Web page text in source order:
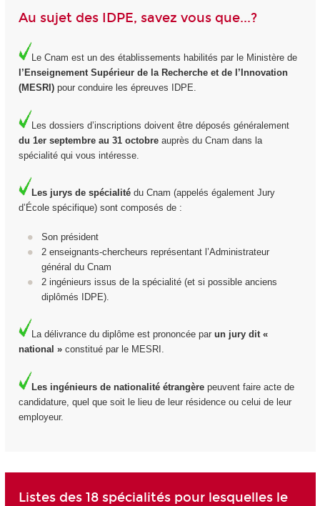
Au sujet des IDPE, savez vous que...?
Le Cnam est un des établissements habilités par le Ministère de
l’Enseignement Supérieur de la Recherche et de l’Innovation
(MESRI) pour conduire les épreuves IDPE.
Les dossiers d’inscriptions doivent être déposés généralement
du 1er septembre au 31 octobreauprès du Cnam dans la
spécialité qui vous intéresse.
Les jurys de spécialitédu Cnam (appelés également Jury
d’École spécifique) sont composés de :
Son président
2 enseignants-chercheurs représentant l’Administrateur
général du Cnam
2 ingénieurs issus de la spécialité (et si possible anciens
diplômés IDPE).
La délivrance du diplôme est prononcée par un jury dit «
national »constitué par le MESRI.
Les ingénieurs de nationalité étrangèrepeuvent faire acte de
candidature, quel que soit le lieu de leur résidence ou celui de leur
employeur.
Listes des 18 spécialités pour lesquelles le